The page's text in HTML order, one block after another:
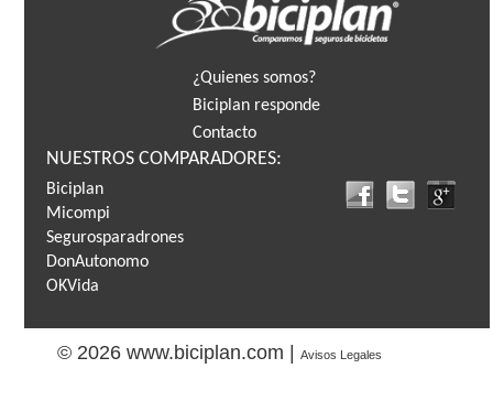
¿Quienes somos?
Biciplan responde
Contacto
NUESTROS COMPARADORES:
Biciplan
Micompi
Segurosparadrones
DonAutonomo
OKVida
© 2026 www.biciplan.com |Avisos Legales